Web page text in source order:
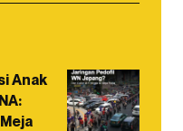
Anak